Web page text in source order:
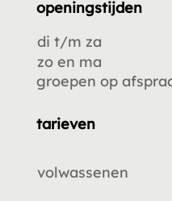
openingstijden
di t/m za
zo en ma
groepen op
tarieven
volwassenen